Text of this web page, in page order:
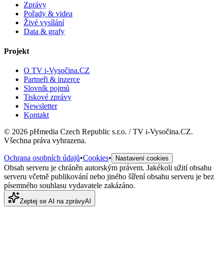
Zprávy
Pořady & videa
Živé vysílání
Data & grafy
Projekt
O TV i-Vysočina.CZ
Partneři & inzerce
Slovník pojmů
Tiskové zprávy
Newsletter
Kontakt
© 2026 pHmedia Czech Republic s.r.o. / TV i-Vysočina.CZ.
Všechna práva vyhrazena.
Ochrana osobních údajů•Cookies• Nastavení cookies
Obsah serveru je chráněn autorským právem. Jakékoli užití obsahu
serveru včetně publikování nebo jiného šíření obsahu serveru je bez
písemného souhlasu vydavatele zakázáno.
Zeptej se AI na zprávyAI